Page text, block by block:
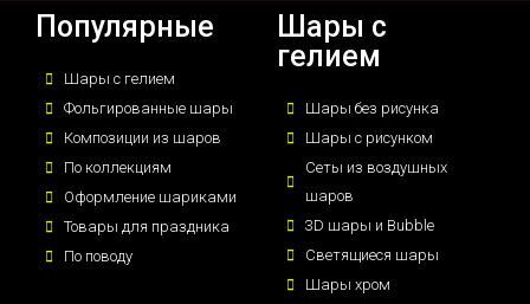
Популярные
Шары с гелием
Фольгированные шары
Композиции из шаров
По коллекциям
Оформление шариками
Товары для праздника
По поводу
Шары с
гелием
Шары без рисунка
Шары с рисунком
Сеты из воздушных
шаров
3D шары и Bubble
Светящиеся шары
Шары хром